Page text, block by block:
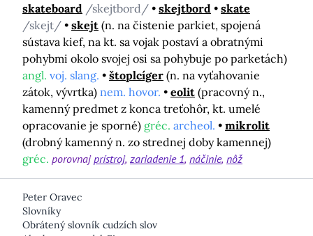
skateboard /skejtbord/ skejtbord
skate
/skejt/
skejt (n. na čistenie parkiet, spojená
sústava kief, na kt. sa vojak postaví a obratnými
pohybmi okolo svojej osi sa pohybuje po parketách)
angl. voj. slang. štoplcíger (n. na vyťahovanie
zátok, vývrtka) nem. hovor. eolit (pracovný n.,
kamenný predmet z konca treťohôr, kt. umelé
opracovanie je sporné) gréc. archeol.
mikrolit
(drobný kamenný n. zo strednej doby kamennej)
gréc. porovnajprístroj zariadenie 1 náčinie nôž
Peter Oravec
Slovníky
Obrátený slovník cudzích slov